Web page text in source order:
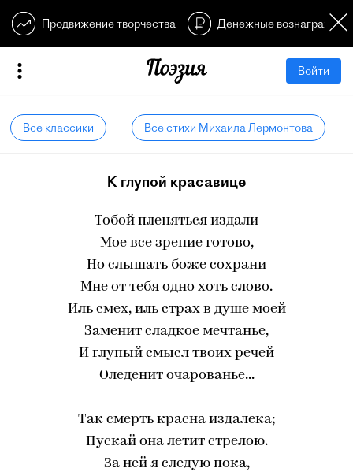
Продвижение творчества Денежные
Войти
Все классики Все стихи Михаила Лермонтова
К глупой красавице
Тобой пленяться издали
Мое все зрение готово,
Но слышать боже сохрани
Мне от тебя одно хоть слово.
Иль смех, иль страх в душе моей
Заменит сладкое мечтанье,
И глупый смысл твоих речей
Оледенит очарованье...
Так смерть красна издалека;
Пускай она летит стрелою.
За ней я следую пока,